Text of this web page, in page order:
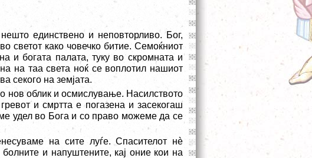
единствено и неповторливо. Бог,
светот како човечко битие. Семоќниот
и богата палата, туку во скромната и
на таа света ноќ се воплотил нашиот
секого на земјата.
нов облик и осмислување. Насилството
и смртта е погазена и засекогаш
удел во Бога и со право можеме да се
на сите луѓе. Спасителот нè
болните и напуштените, кај оние кои на